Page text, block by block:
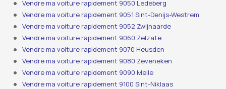
Vendre ma voiture rapidement 9050 Ledeberg
Vendre ma voiture rapidement 9051 Sint-Denijs-Westrem
Vendre ma voiture rapidement 9052 Zwijnaarde
Vendre ma voiture rapidement 9060 Zelzate
Vendre ma voiture rapidement 9070 Heusden
Vendre ma voiture rapidement 9080 Zeveneken
Vendre ma voiture rapidement 9090 Melle
Vendre ma voiture rapidement 9100 Sint-Niklaas